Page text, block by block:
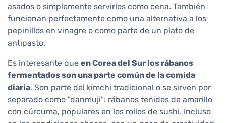
asados o simplemente servirlos como cena. También
funcionan perfectamente como una alternativa a los
pepinillos en vinagre o como parte de un plato de
antipasto.
Es interesante que en Corea del Sur los rábanos
fermentados son una parte común de la comida
diaria. Son parte del kimchi tradicional o se sirven por
separado como "danmuji": rábanos teñidos de amarillo
con cúrcuma, populares en los rollos de sushi. Incluso